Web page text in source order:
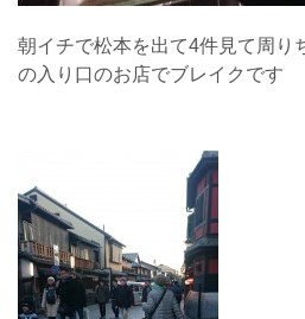
朝イチで松本を出て4件見て周り
の入り口のお店でブレイクです